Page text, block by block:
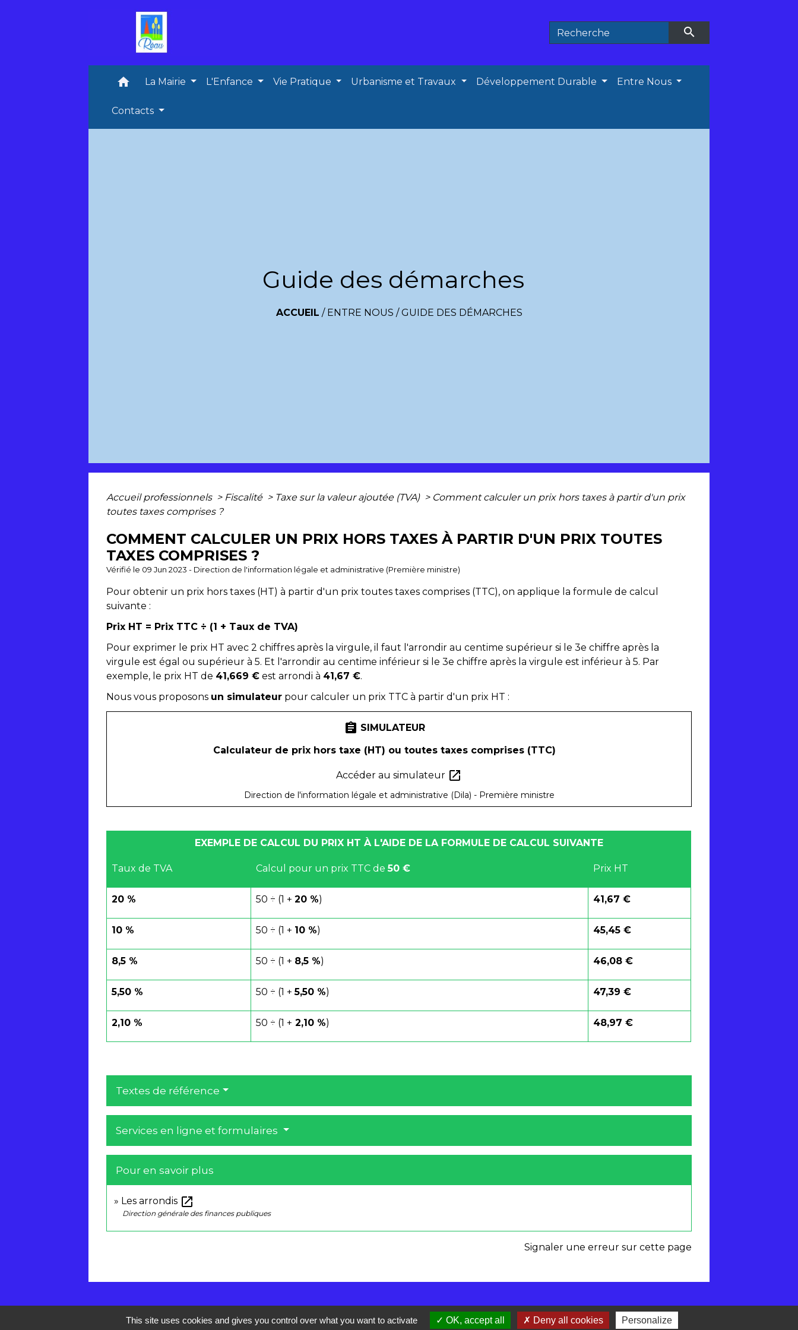
search
home La Mairie L'Enfance Vie Pratique Urbanisme et Travaux Développement Durable Entre Nous
Contacts
Guide des démarches
ACCUEIL / ENTRE NOUS /GUIDE DES DÉMARCHES
Accueil professionnels > Fiscalité > Taxe sur la valeur ajoutée (TVA) > Comment calculer un prix hors taxes à partir d'un prix
toutes taxes comprises ?
COMMENT CALCULER UN PRIX HORS TAXES À PARTIR D'UN PRIX TOUTES
TAXES COMPRISES ?
Vérifié le 09 Jun 2023 - Direction de l'information légale et administrative (Première ministre)
Pour obtenir un prix hors taxes (HT) à partir d'un prix toutes taxes comprises (TTC), on applique la formule de calcul
suivante :
Prix HT = Prix TTC ÷ (1 + Taux de TVA)
Pour exprimer le prix HT avec 2 chiffres après la virgule, il faut l'arrondir au centime supérieur si le 3e chiffre après la
virgule est égal ou supérieur à 5. Et l'arrondir au centime inférieur si le 3e chiffre après la virgule est inférieur à 5. Par
exemple, le prix HT de 41,669 € est arrondi à 41,67 €.
Nous vous proposons un simulateur pour calculer un prix TTC à partir d'un prix HT :
assignment SIMULATEUR
Calculateur de prix hors taxe (HT) ou toutes taxes comprises (TTC)
Accéder au simulateur open_in_new
Direction de l'information légale et administrative (Dila) - Première ministre
EXEMPLE DE CALCUL DU PRIX HT À L'AIDE DE LA FORMULE DE CALCUL SUIVANTE
Taux de TVA Calcul pour un prix TTC de50 € Prix HT
20 % 50 ÷ (1 +20 %) 41,67 €
10 % 50 ÷ (1 + 10 %) 45,45 €
8,5 % 50 ÷ (1 + 8,5 %) 46,08 €
5,50 % 50 ÷ (1 +5,50 %) 47,39 €
2,10 % 50 ÷ (1 + 2,10 %) 48,97 €
Textes de référence
Services en ligne et formulaires
Pour en savoir plus
Les arrondis open_in_new
Direction générale des finances publiques
Signaler une erreur sur cette page
This site uses cookies and gives you control over what you want to activate OK, accept all Deny all cookies Personalize